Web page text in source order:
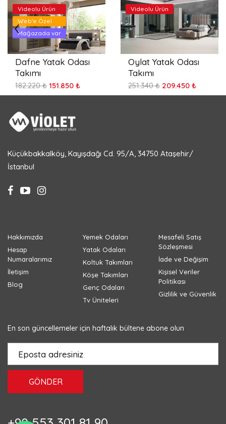
Videolu Ürün
Web'e Özel
Mağazada var
Dafne Yatak Odası
Takımı
182.220 ₺ 151.850 ₺
Videolu Ürün
Oylat Yatak Odası
Takımı
251.340 ₺ 209.450 ₺
Küçükbakkalköy, Kayışdağı Cd. 95/A, 34750 Ataşehir/
İstanbul
Hakkımızda
Hesap
Numaralarımız
İletişim
Blog
Yemek Odaları
Yatak Odaları
Koltuk Takımları
Köşe Takımları
Genç Odaları
Tv Üniteleri
Mesafeli Satış
Sözleşmesi
İade ve Değişim
Kişisel Veriler
Politikası
Gizlilik ve Güvenlik
En son güncellemeler için haftalık bültene abone olun
GÖNDER